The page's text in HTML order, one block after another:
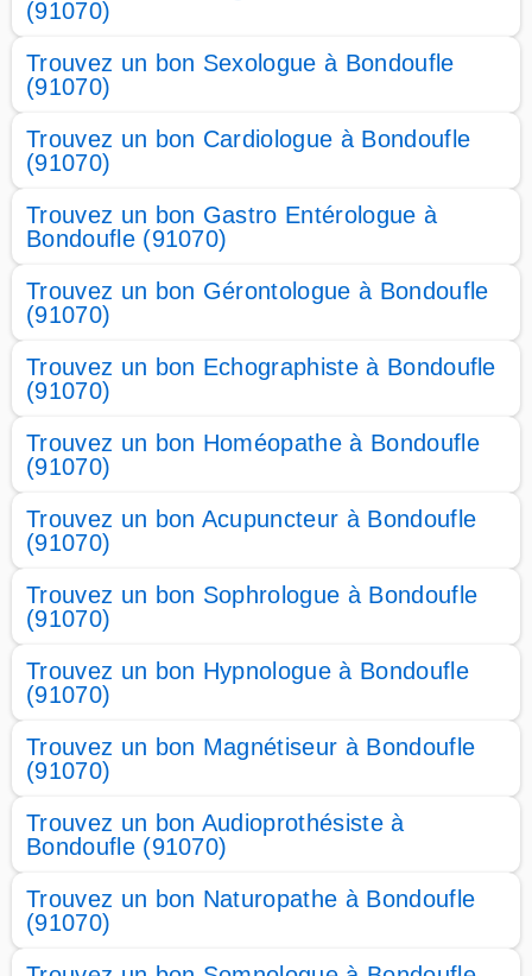
(91070)
Trouvez un bon Sexologue à Bondoufle
(91070)
Trouvez un bon Cardiologue à Bondoufle
(91070)
Trouvez un bon Gastro Entérologue à
Bondoufle (91070)
Trouvez un bon Gérontologue à Bondoufle
(91070)
Trouvez un bon Echographiste à Bondoufle
(91070)
Trouvez un bon Homéopathe à Bondoufle
(91070)
Trouvez un bon Acupuncteur à Bondoufle
(91070)
Trouvez un bon Sophrologue à Bondoufle
(91070)
Trouvez un bon Hypnologue à Bondoufle
(91070)
Trouvez un bon Magnétiseur à Bondoufle
(91070)
Trouvez un bon Audioprothésiste à
Bondoufle (91070)
Trouvez un bon Naturopathe à Bondoufle
(91070)